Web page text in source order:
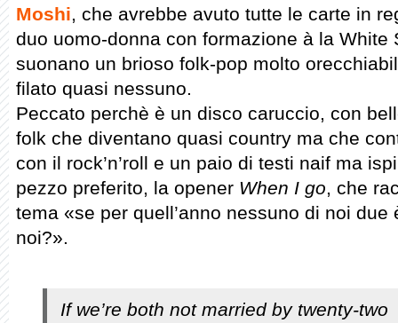
Moshi, che avrebbe avuto tutte le carte in
duo uomo-donna con formazione à la White
suonano un brioso folk-pop molto
filato quasi nessuno.
Peccato perchè è un disco caruccio, con
folk che diventano quasi country ma che
con il rock’n’roll e un paio di testi naif ma
pezzo preferito, la opener When I go, che
tema «se per quell’anno nessuno di noi
noi?».
If we’re both not married by twenty-two